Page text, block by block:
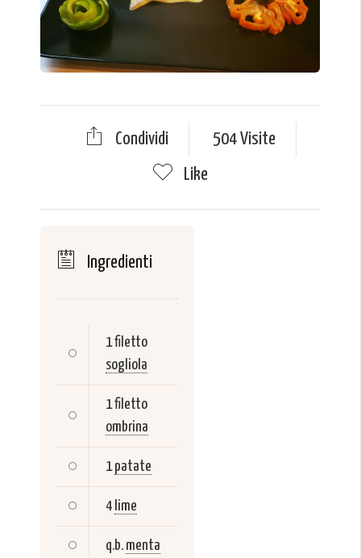
Condividi
504 Visite
Like
Ingredienti
1 filetto
sogliola
1 filetto
ombrina
1 patate
4 lime
q.b. menta